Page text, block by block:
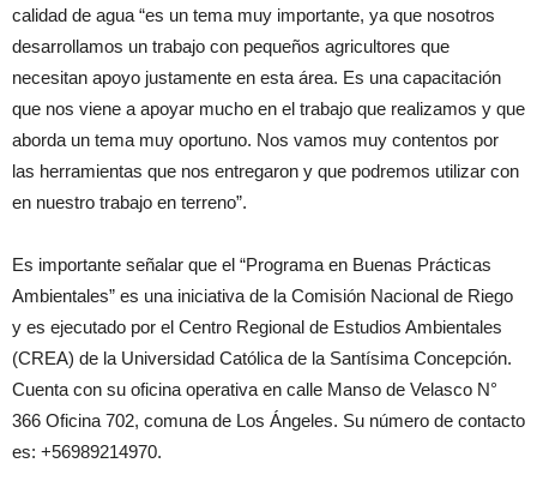
calidad de agua “es un tema muy importante, ya que nosotros
desarrollamos un trabajo con pequeños agricultores que
necesitan apoyo justamente en esta área. Es una capacitación
que nos viene a apoyar mucho en el trabajo que realizamos y que
aborda un tema muy oportuno. Nos vamos muy contentos por
las herramientas que nos entregaron y que podremos utilizar con
en nuestro trabajo en terreno”.
Es importante señalar que el “Programa en Buenas Prácticas
Ambientales” es una iniciativa de la Comisión Nacional de Riego
y es ejecutado por el Centro Regional de Estudios Ambientales
(CREA) de la Universidad Católica de la Santísima Concepción.
Cuenta con su oficina operativa en calle Manso de Velasco N°
366 Oficina 702, comuna de Los Ángeles. Su número de contacto
es: +56989214970.